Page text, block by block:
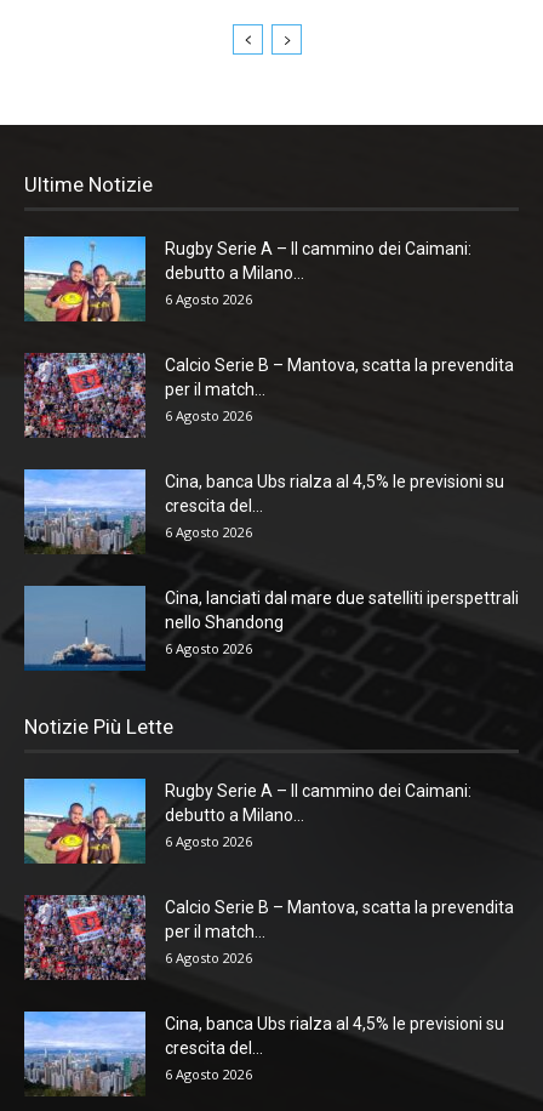
Ultime Notizie
Rugby Serie A – Il cammino dei Caimani:
debutto a Milano...
6 Agosto 2026
Calcio Serie B – Mantova, scatta la prevendita
per il match...
6 Agosto 2026
Cina, banca Ubs rialza al 4,5% le previsioni su
crescita del...
6 Agosto 2026
Cina, lanciati dal mare due satelliti iperspettrali
nello Shandong
6 Agosto 2026
Notizie Più Lette
Rugby Serie A – Il cammino dei Caimani:
debutto a Milano...
6 Agosto 2026
Calcio Serie B – Mantova, scatta la prevendita
per il match...
6 Agosto 2026
Cina, banca Ubs rialza al 4,5% le previsioni su
crescita del...
6 Agosto 2026